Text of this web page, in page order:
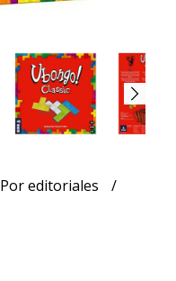
Por editoriales